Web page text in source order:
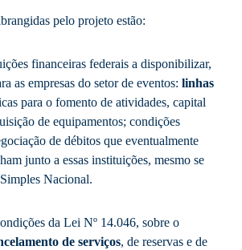
pelo projeto estão:
financeiras federais a disponibilizar,
as empresas do setor de eventos: linhas
para o fomento de atividades, capital
de equipamentos; condições
de débitos que eventualmente
junto a essas instituições, mesmo se
Nacional.
da Lei Nº 14.046, sobre o
de serviços, de reservas e de